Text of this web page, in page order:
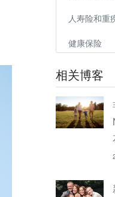
人寿险和重
健康保险
相关博客